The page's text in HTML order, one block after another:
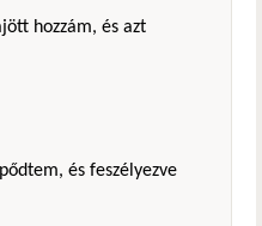
hozzám, és azt
és feszélyezve